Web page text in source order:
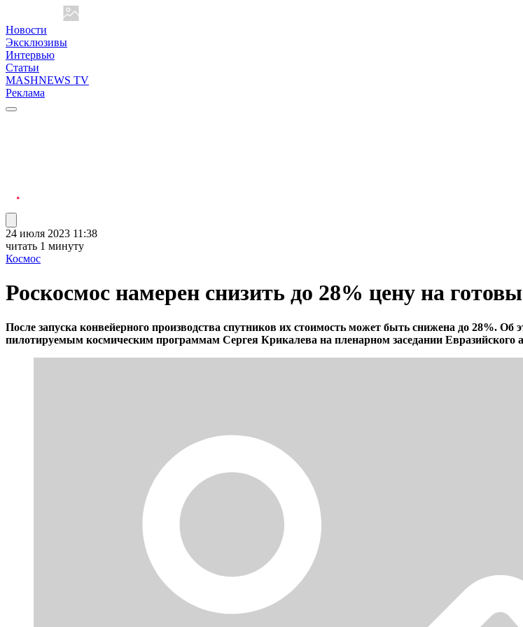
Новости
Эксклюзивы
Интервью
Статьи
MASHNEWS TV
Реклама
24 июля 2023 11:38
читать 1 минуту
Космос
Роскосмос намерен снизить до 28% цену на
После запуска конвейерного производства спутников их стоимость может быть снижена до 28%. Об
пилотируемым космическим программам Сергея Крикалева на пленарном заседании Евразийского